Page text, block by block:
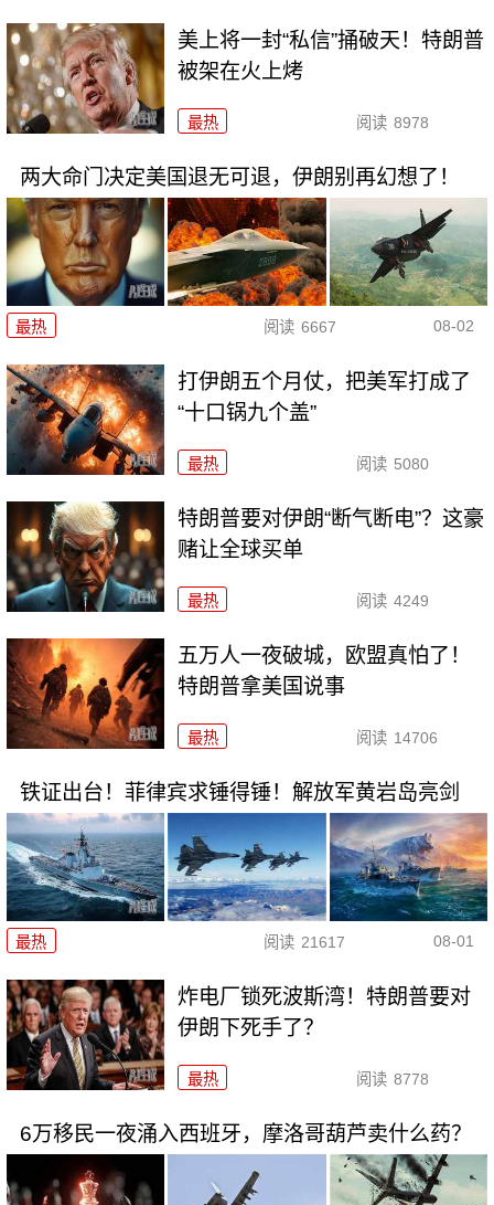
美上将一封“私信”捅破天！特朗普
被架在火上烤
最热 阅读 8978
两大命门决定美国退无可退，伊朗别再幻想了！
最热 阅读 6667 08-02
打伊朗五个月仗，把美军打成了
“十口锅九个盖”
最热 阅读 5080
特朗普要对伊朗“断气断电”？这豪
赌让全球买单
最热 阅读 4249
五万人一夜破城，欧盟真怕了！
特朗普拿美国说事
最热 阅读 14706
铁证出台！菲律宾求锤得锤！解放军黄岩岛亮剑
最热 阅读 21617 08-01
炸电厂锁死波斯湾！特朗普要对
伊朗下死手了？
最热 阅读 8778
6万移民一夜涌入西班牙，摩洛哥葫芦卖什么药？